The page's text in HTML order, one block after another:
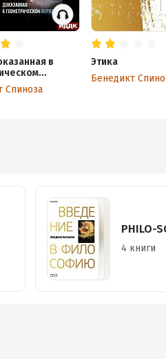
в
Спиноза
Этика
Бенедикт
PHILO-
4 книги